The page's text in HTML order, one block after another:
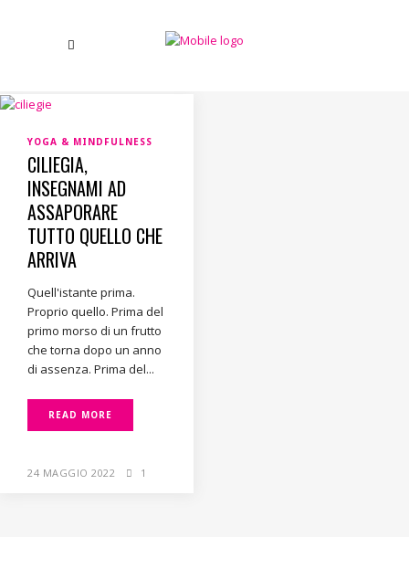
YOGA & MINDFULNESS
CILIEGIA,
INSEGNAMI AD
ASSAPORARE
TUTTO QUELLO CHE
ARRIVA
Quell'istante prima.
Proprio quello. Prima del
primo morso di un frutto
che torna dopo un anno
di assenza. Prima del...
READ MORE
24 MAGGIO 2022 1